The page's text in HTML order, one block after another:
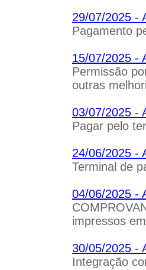
29/07/2025 -
Pagamento
15/07/2025 -
Permissão
outras
03/07/2025 -
Pagar pelo
24/06/2025 -
Terminal de
04/06/2025 -
impressos
30/05/2025 -
Integração